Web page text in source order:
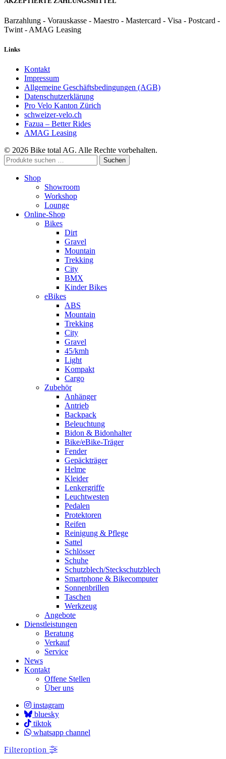
Barzahlung - Vorauskasse - Maestro - Mastercard - Visa - Postcard -
Twint - AMAG Leasing
Links
Kontakt
Impressum
Allgemeine Geschäftsbedingungen (AGB)
Datenschutzerklärung
Pro Velo Kanton Zürich
schweizer-velo.ch
Fazua – Better Rides
AMAG Leasing
© 2026 Bike total AG. Alle Rechte vorbehalten.
Suchen
nach:
Suchen
Shop
Showroom
Workshop
Lounge
Online-Shop
Bikes
Dirt
Gravel
Mountain
Trekking
City
BMX
Kinder Bikes
eBikes
ABS
Mountain
Trekking
City
Gravel
45/kmh
Light
Kompakt
Cargo
Zubehör
Anhänger
Antrieb
Backpack
Beleuchtung
Bidon & Bidonhalter
Bike/eBike-Träger
Fender
Gepäckträger
Helme
Kleider
Lenkergriffe
Leuchtwesten
Pedalen
Protektoren
Reifen
Reinigung & Pflege
Sattel
Schlösser
Schuhe
Schutzblech/Steckschutzblech
Smartphone & Bikecomputer
Sonnenbrillen
Taschen
Werkzeug
Angebote
Dienstleistungen
Beratung
Verkauf
Service
News
Kontakt
Offene Stellen
Über uns
instagram
bluesky
tiktok
whatsapp channel
Filteroption